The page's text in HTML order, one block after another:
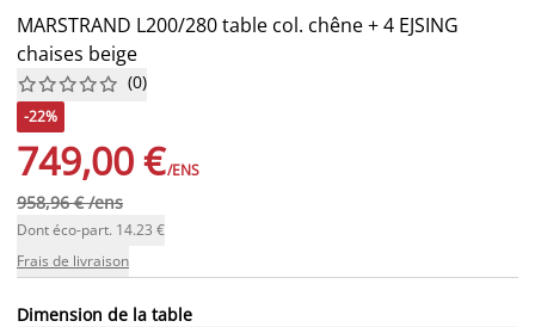
MARSTRAND L200/280 table col. chêne + 4 EJSING
chaises beige





 (0)
-22%
749,00 €/ENS
958,96 € /ens
Dont éco-part. 14.23 €
Frais de livraison
Dimension de la table